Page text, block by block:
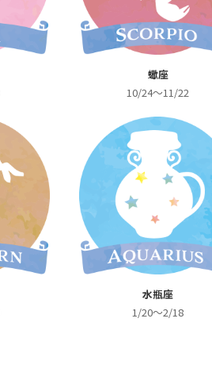
蠍座
10/24～11/22
水瓶座
1/20～2/18